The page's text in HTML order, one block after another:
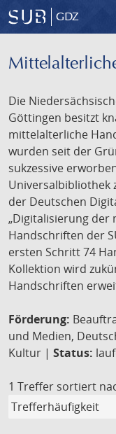
GDZ
Die
Göttingen besitzt
mittelalterliche
wurden seit der
sukzessive
Universalbibliothek
der Deutschen
„Digitalisierung der
Handschriften der
ersten Schritt 74
Kollektion wird
Handschriften
Förderung:
und Medien,
Kultur | Status:
1 Treffer sortiert